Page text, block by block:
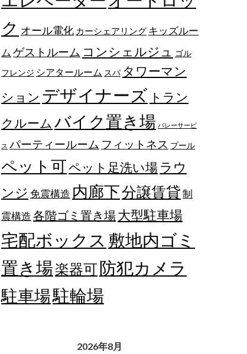
ク オール電化 カーシェアリング キッズルー
ム ゲストルーム コンシェルジュ
ゴル
フレンジ シアタールーム スパ タワーマン
ション デザイナーズ トラン
クルーム バイク置き場 バレーサービ
ス パーティールーム フィットネス プール
ペット可ペット足洗い場 ラウ
ンジ 免震構造 内廊下分譲賃貸制
震構造各階ゴミ置き場大型駐車場
宅配ボックス 敷地内ゴミ
置き場楽器可防犯カメラ
駐車場駐輪場
2026年8月